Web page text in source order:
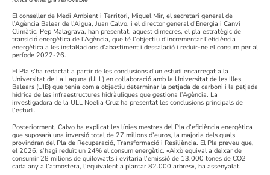
El conseller de Medi Ambient i Territori, Miquel Mir, el secretari general de
l’Agència Balear de l’Aigua, Juan Calvo, i el director general d’Energia i Canvi
Climàtic, Pep Malagrava, han presentat, aquest dimecres, el pla estratègic de
transició energètica de l’Agència, que té l’objectiu d’incrementar l’eficiència
energètica a les instal·lacions d’abastiment i dessalació i reduir-ne el consum per al
període 2022-26.
El Pla s’ha redactat a partir de les conclusions d’un estudi encarregat a la
Universitat de La Laguna (ULL) en col·laboració amb la Universitat de les Illes
Balears (UIB) que tenia com a objectiu determinar la petjada de carboni i la petjada
hídrica de les infraestructures hidràuliques que gestiona l’Agència. La
investigadora de la ULL Noelia Cruz ha presentat les conclusions principals de
l’estudi.
Posteriorment, Calvo ha explicat les línies mestres del Pla d’eficiència energètica
que suposarà una inversió total de 27 milions d’euros, la majoria dels quals
provindran del Pla de Recuperació, Transformació i Resiliència. El Pla preveu que,
el 2026, s’hagi reduït un 24% el consum energètic. «Això equival a deixar de
consumir 28 milions de quilowatts i evitaria l’emissió de 13.000 tones de CO2
cada any a l’atmosfera, l’equivalent a plantar 82.000 arbres», ha assenyalat.